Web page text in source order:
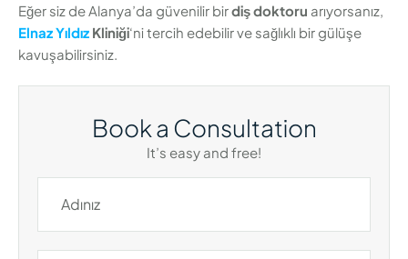
Eğer siz de Alanya’da güvenilir birdiş doktoru arıyorsanız,
Elnaz Yıldız Kliniği‘ni tercih edebilir ve sağlıklı bir gülüşe
kavuşabilirsiniz.
Book a Consultation
It’s easy and free!